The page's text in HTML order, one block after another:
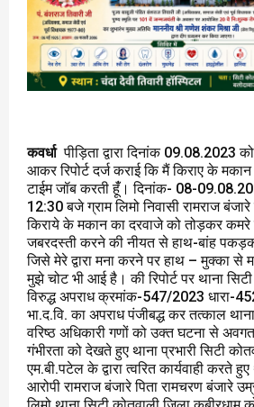
कवर्धापीड़िता द्वारा दिनांक 09.08.2023
आकर रिपोर्ट दर्ज कराई कि मैं किराए के मकान
टाईम जॉब करती हूंँ। दिनांक- 08-
12:30 बजे ग्राम लिमो निवासी रामराज बंजारे
किराये के मकान का दरवाजे को तोड़कर
जबरदस्ती करने की नीयत से हाथ-बांह
जिसे मेरे द्वारा मना करने पर हाथ – मुक्का से
मुझे चोट भी आई है। की रिपोर्ट पर थाना
विरुद्ध अपराध क्रमांक-547/2023 धारा-
भा.द.वि. का अपराध पंजीबद्ध कर तत्काल थाना
वरिष्ठ अधिकारी गणों को उक्त घटना से
गंभीरता को देखते हुए थाना प्रभारी सिटी
एम.बी.पटेल के द्वारा त्वरित कार्यवाही करते
आरोपी रामराज बंजारे पिता रामचरण बंजारे